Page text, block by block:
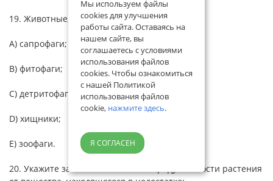
19. Животные, питающиеся растениями:
А) сапрофаги;
В) фитофаги;
С) детритофаги;
D) хищники;
Е) зоофаги.
20. Укажите закон о зависимости продуктивности растения
Мы используем файлы
cookies для улучшения
работы сайта. Оставаясь на
нашем сайте, вы
соглашаетесь с условиями
использования файлов
cookies. Чтобы ознакомиться
с нашей Политикой
использования файлов
cookie, нажмите здесь.
Я СОГЛАСЕН